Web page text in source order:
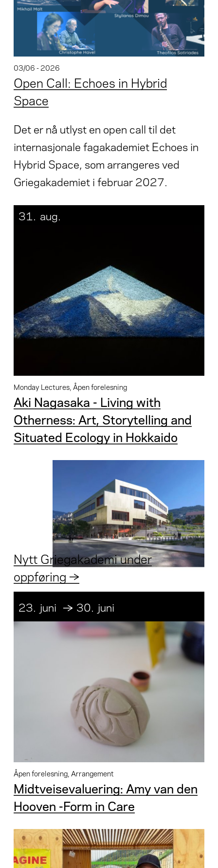
03/06 - 2026
Open Call: Echoes in Hybrid
Space
Det er nå utlyst en open call til det
internasjonale fagakademiet Echoes in
Hybrid Space, som arrangeres ved
Griegakademiet i februar 2027.
31. aug.
Monday Lectures, Åpen forelesning
Aki Nagasaka - Living with
Otherness: Art, Storytelling and
Situated Ecology in Hokkaido
Nytt Griegakademi under
oppføring →
23. juni ↓ 30. juni
Åpen forelesning, Arrangement
Midtveisevaluering: Amy van den
Hooven -Form in Care